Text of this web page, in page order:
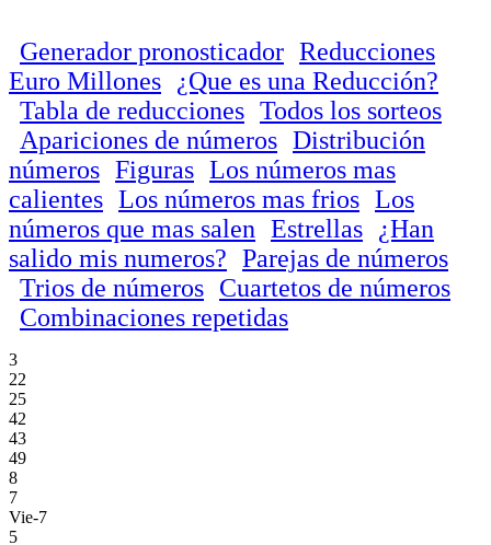
Generador pronosticador Reducciones
Euro Millones
¿Que es una Reducción?
Tabla de reducciones Todos los sorteos
Apariciones de números Distribución
números Figuras Los números mas
calientes Los números mas frios Los
números que mas salen Estrellas
¿Han
salido mis numeros? Parejas de números
Trios de números Cuartetos de números
Combinaciones repetidas
3
22
25
42
43
49
8
7
Vie-7
5